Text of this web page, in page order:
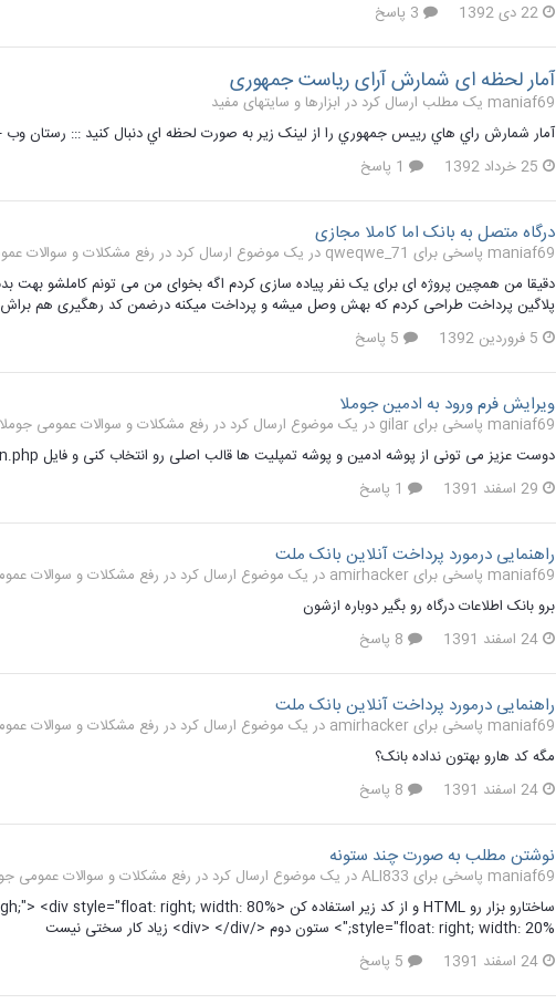
22 دی 1392
آمار لحظه ای شمارش آرای ریاست جمهوری
maniaf69 یک مطلب ارسال کرد در
ابزارها و سایتهای مفید
آمار شمارش راي هاي رييس جمهوري را از لينک زير به صورت لحظه اي دنبال کنيد ::: رستان وب
25 خرداد 1392
درگاه متصل به بانک اما کاملا مجازی
maniaf69 پاسخی برای qweqwe_71 در یک موضوع ارسال کرد در
رفع مشکلات و سوالات عمومی
دقیقا من همچین پروژه ای برای یک نفر پیاده سازی کردم اگه بخوای من می تونم کاملشو بهت
پلاگین پرداخت طراحی کردم که بهش وصل میشه و پرداخت میکنه درضمن کد رهگیری هم
5 فروردین 1392
ویرایش فرم ورود به ادمین جوملا
maniaf69 پاسخی برای gilar در یک موضوع ارسال کرد در
رفع مشکلات و سوالات عمومی جوملا 1.7 و 2.5
دوست عزیز می تونی از پوشه ادمین و پوشه تمپلیت ها قالب اصلی رو انتخاب کنی و فایل login.php رو ادیت کنی
29 اسفند 1391
راهنمایی درمورد پرداخت آنلاین بانک ملت
maniaf69 پاسخی برای amirhacker در یک موضوع ارسال کرد در
رفع مشکلات و سوالات عمومی
برو بانک اطلاعات درگاه رو بگیر دوباره ازشون
24 اسفند 1391
راهنمایی درمورد پرداخت آنلاین بانک ملت
maniaf69 پاسخی برای amirhacker در یک موضوع ارسال کرد در
رفع مشکلات و سوالات عمومی
مگه کد هارو بهتون نداده بانک؟
24 اسفند 1391
نوشتن مطلب به صورت چند ستونه
maniaf69 پاسخی برای ALI833 در یک موضوع ارسال کرد در
رفع مشکلات و سوالات عمومی جوملا 1.7
style="float: right; width: 20%;"> ستون دوم </div> </div> زیاد کار سختی نیست
24 اسفند 1391